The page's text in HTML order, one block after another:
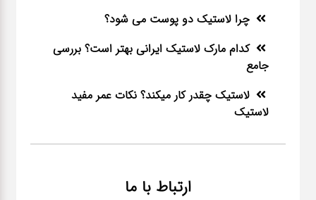
چرا لاستیک دو پوست می شود؟
کدام مارک لاستیک ایرانی بهتر است؟ بررسی
جامع
لاستیک چقدر کار میکند؟ نکات عمر مفید
لاستیک
ارتباط با ما